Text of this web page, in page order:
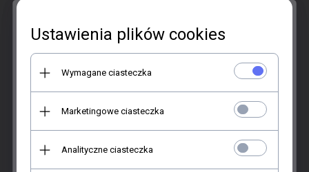
Ustawienia plików cookies
Wymagane ciasteczka
Marketingowe ciasteczka
Analityczne ciasteczka
12% TANIEJ!